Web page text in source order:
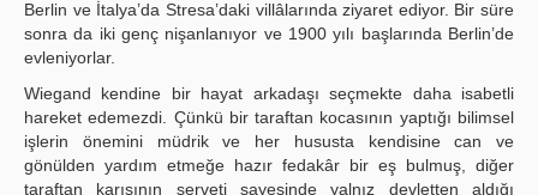
Berlin ve İtalya’da Stresa’daki villâlarında ziyaret ediyor. Bir süre
sonra da iki genç nişanlanıyor ve 1900 yılı başlarında Berlin’de
evleniyorlar.
Wiegand kendine bir hayat arkadaşı seçmekte daha isabetli
hareket edemezdi. Çünkü bir taraftan kocasının yaptığı bilimsel
işlerin önemini müdrik ve her hususta kendisine can ve
gönülden yardım etmeğe hazır fedakâr bir eş bulmuş, diğer
taraftan karısının serveti sayesinde yalnız devletten aldığı